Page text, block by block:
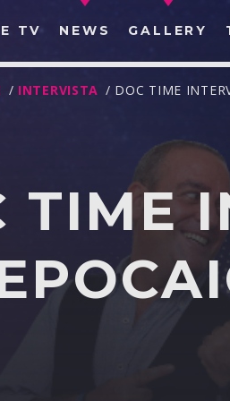
TV NEWS GALLERY
/ INTERVISTA / DOC TIME
TIME